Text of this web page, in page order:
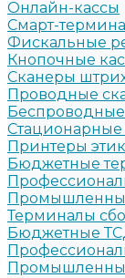
Онлайн-кассы
Смарт-
Фискальные
Кнопочные
Сканеры
Проводные
Стационарные
Принтеры
Бюджетные
Терминалы
Бюджетные